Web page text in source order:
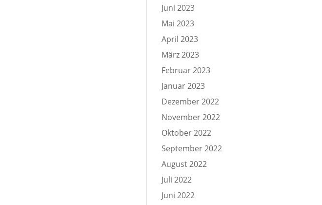
Juni 2023
Mai 2023
April 2023
März 2023
Februar 2023
Januar 2023
Dezember 2022
November 2022
Oktober 2022
September 2022
August 2022
Juli 2022
Juni 2022